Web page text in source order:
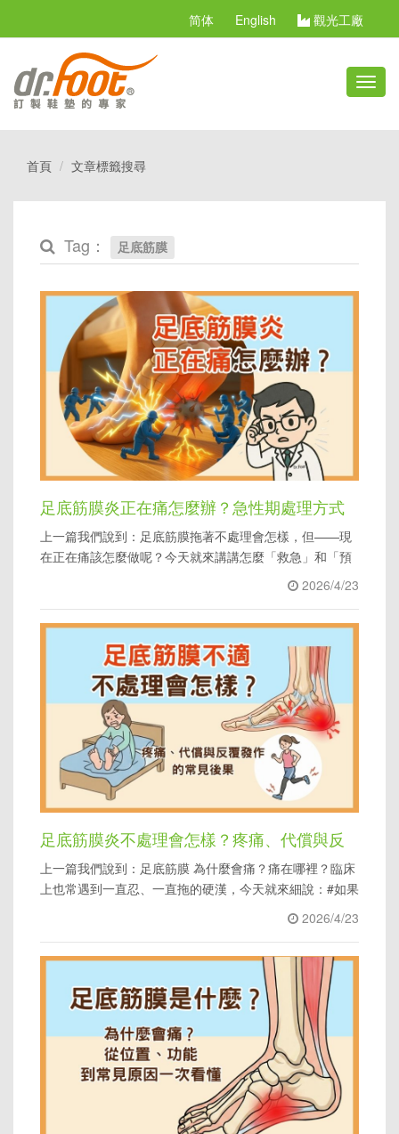
简体 English 觀光工廠
切
選
首頁 文章標籤搜尋
Tag： 足底筋膜
足底筋膜炎正在痛怎麼辦？急性期處理方式
與鞋墊怎麼幫忙
上一篇我們說到：足底筋膜拖著不處理會怎樣，但——現
在正在痛該怎麼做呢？今天就來講講怎麼「救急」和「預
2026/4/23
足底筋膜炎不處理會怎樣？疼痛、代償與反
覆發作的常見後果
上一篇我們說到：足底筋膜 為什麼會痛？痛在哪裡？臨床
上也常遇到一直忍、一直拖的硬漢，今天就來細說：#如果
2026/4/23